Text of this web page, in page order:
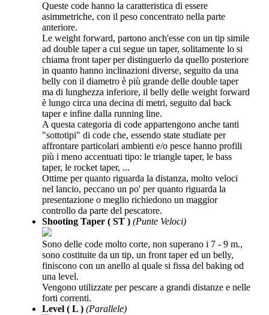
Queste code hanno la caratteristica di essere
asimmetriche, con il peso concentrato nella parte
anteriore.
Le weight forward, partono anch'esse con un tip simile
ad double taper a cui segue un taper, solitamente lo si
chiama front taper per distinguerlo da quello posteriore
in quanto hanno inclinazioni diverse, seguito da una
belly con il diametro è più grande delle double taper
ma di lunghezza inferiore, il belly delle weight forward
è lungo circa una decina di metri, seguito dal back
taper e infine dalla running line.
A questa categoria di code appartengono anche tanti
"sottotipi" di code che, essendo state studiate per
affrontare particolari ambienti e/o pesce hanno profili
più i meno accentuati tipo: le triangle taper, le bass
taper, le rocket taper, ...
Ottime per quanto riguarda la distanza, molto veloci
nel lancio, peccano un po' per quanto riguarda la
presentazione o meglio richiedono un maggior
controllo da parte del pescatore.
Shooting Taper ( ST ) (Punte Veloci)
Sono delle code molto corte, non superano i 7 - 9 m.,
sono costituite da un tip, un front taper ed un belly,
finiscono con un anello al quale si fissa del baking od
una level.
Vengono utilizzate per pescare a grandi distanze e nelle
forti correnti.
Level ( L ) (Parallele)